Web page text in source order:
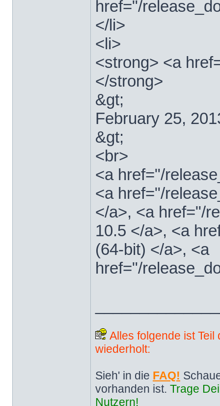
href="/
</li>
<li>
<strong> <a
</strong>
&gt;
February 25,
&gt;
<br>
<a href="/
<a href="/
</a>, <a href="/
10.5 </a>, <a
(64-bit) </a>, <a
href="/
Alles folgende ist
wiederholt:
Sieh' in die FAQ!
vorhanden ist. Trage
Nutzern!